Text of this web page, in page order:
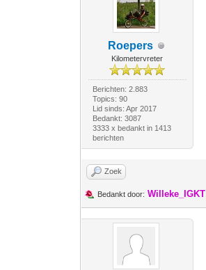
Roepers
Kilometervreter
Berichten: 2.883
Topics: 90
Lid sinds: Apr 2017
Bedankt: 3087
3333 x bedankt in 1413
berichten
Zoek
Bedankt door: Willeke_IGKT